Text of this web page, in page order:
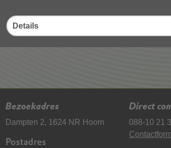
Details
Bezoekadres
Dampten 2, 1624 NR Hoorn
Postadres
Direct
088-10 21